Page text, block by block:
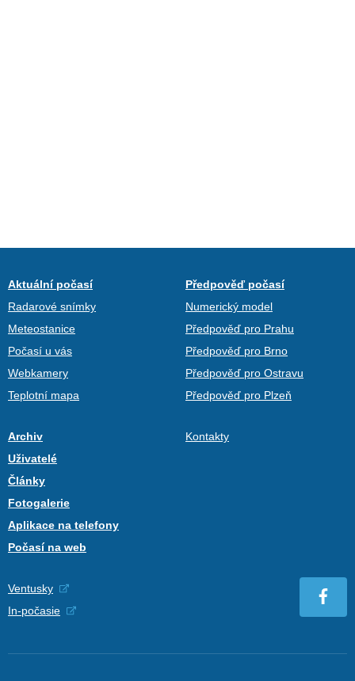
Aktuální počasí
Radarové snímky
Meteostanice
Počasí u vás
Webkamery
Teplotní mapa
Předpověď počasí
Numerický model
Předpověď pro Prahu
Předpověď pro Brno
Předpověď pro Ostravu
Předpověď pro Plzeň
Archiv
Uživatelé
Články
Fotogalerie
Aplikace na telefony
Počasí na web
Kontakty
Ventusky
In-počasie